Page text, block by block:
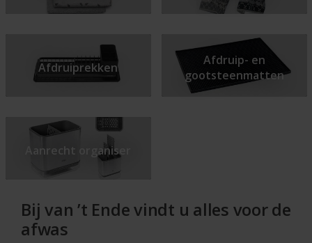
Afdruiprekken
Afdruip- en
gootsteenmatten
Aanrecht organiser
Bij van ’t Ende vindt u alles voor de
afwas